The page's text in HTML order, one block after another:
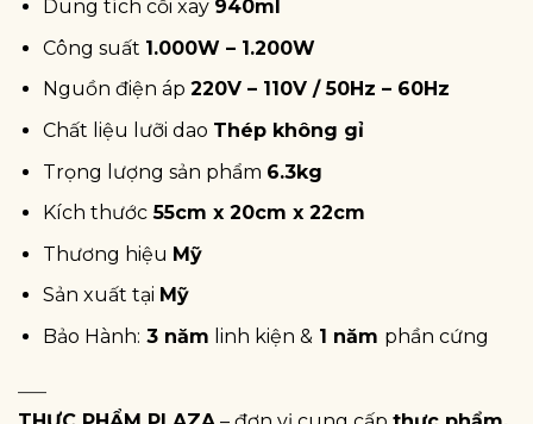
Dung tích cối xay 940ml
Công suất 1.000W – 1.200W
Nguồn điện áp 220V – 110V / 50Hz – 60Hz
Chất liệu lưỡi dao Thép không gỉ
Trọng lượng sản phẩm 6.3kg
Kích thước 55cm x 20cm x 22cm
Thương hiệu Mỹ
Sản xuất tại Mỹ
Bảo Hành: 3 năm linh kiện & 1 năm phần cứng
—–